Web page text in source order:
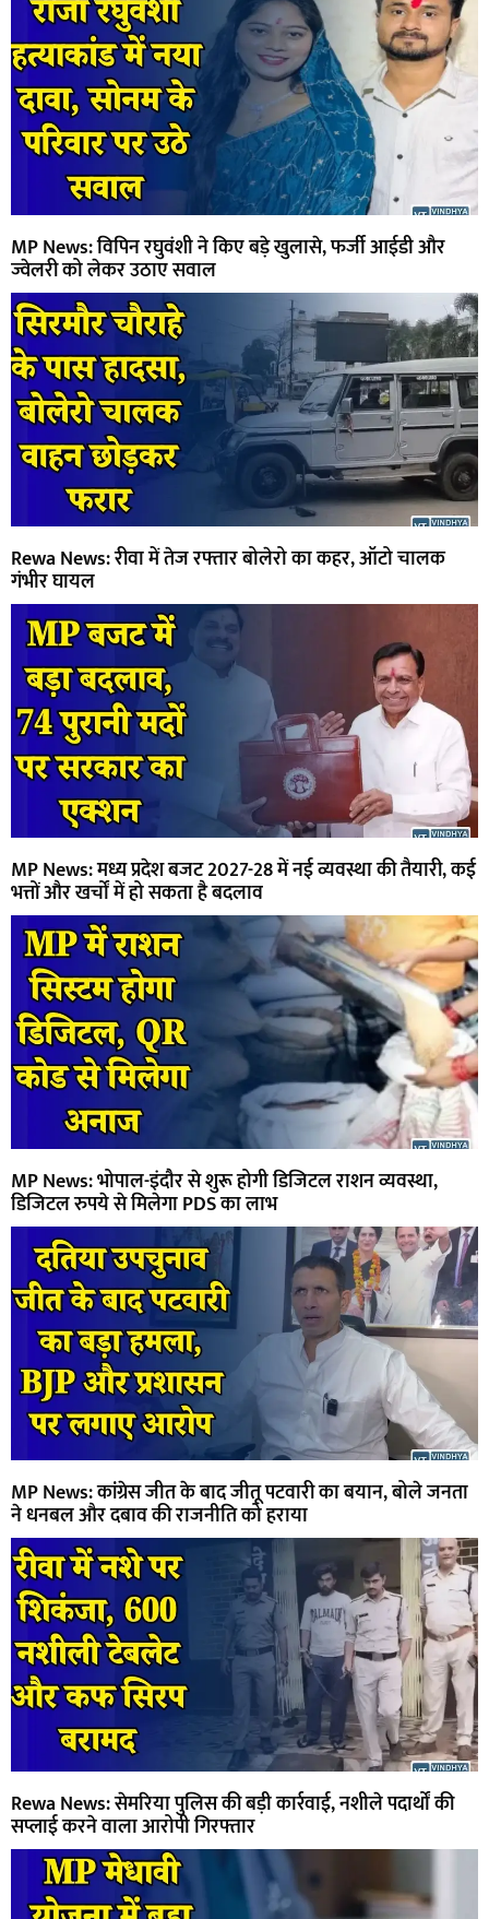
MP News: विपिन रघुवंशी ने किए बड़े खुलासे, फर्जी आईडी और
ज्वेलरी को लेकर उठाए सवाल
Rewa News: रीवा में तेज रफ्तार बोलेरो का कहर, ऑटो चालक
गंभीर घायल
MP News: मध्य प्रदेश बजट 2027-28 में नई व्यवस्था की तैयारी, कई
भत्तों और खर्चों में हो सकता है बदलाव
MP News: भोपाल-इंदौर से शुरू होगी डिजिटल राशन व्यवस्था,
डिजिटल रुपये से मिलेगा PDS का लाभ
MP News: कांग्रेस जीत के बाद जीतू पटवारी का बयान, बोले जनता
ने धनबल और दबाव की राजनीति को हराया
Rewa News: सेमरिया पुलिस की बड़ी कार्रवाई, नशीले पदार्थों की
सप्लाई करने वाला आरोपी गिरफ्तार